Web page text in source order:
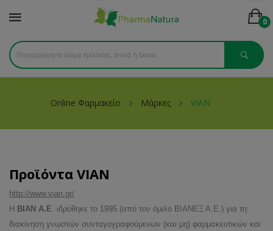
0
Online Φαρμακείο Μάρκες VIAN
Προϊόντα VIAN
http://www.vian.gr/
Η ΒΙΑΝ Α.Ε. ιδρύθηκε το 1995 (από τον όμιλο ΒΙΑΝΕΞ Α.Ε.) για τη
διακίνηση γνωστών συνταγογραφούμενων (και μη) φαρμακευτικών και